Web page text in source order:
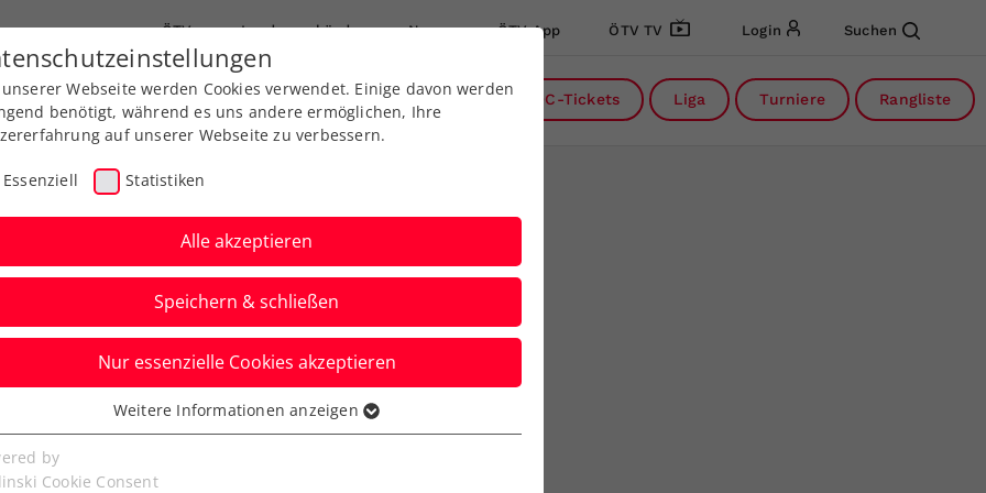
ÖTV Landesverbände News ÖTV App ÖTV TV Login Suchen
Ausbildung Services Über uns DC-Tickets Liga Turniere Rangliste
Miedler schrammen
vorbei
Webseite werden Cookies verwendet. Einige davon werden
benötigt, während es uns andere ermöglichen, Ihre
auf unserer Webseite zu verbessern.
Essenziell Statistiken
Alle akzeptieren
Speichern & schließen
Nur essenzielle Cookies akzeptieren
Cookies werden für grundlegende Funktionen der
benötigt. Dadurch ist gewährleistet, dass die Webseite
Weitere Informationen anzeigen
by
Cookie Consent